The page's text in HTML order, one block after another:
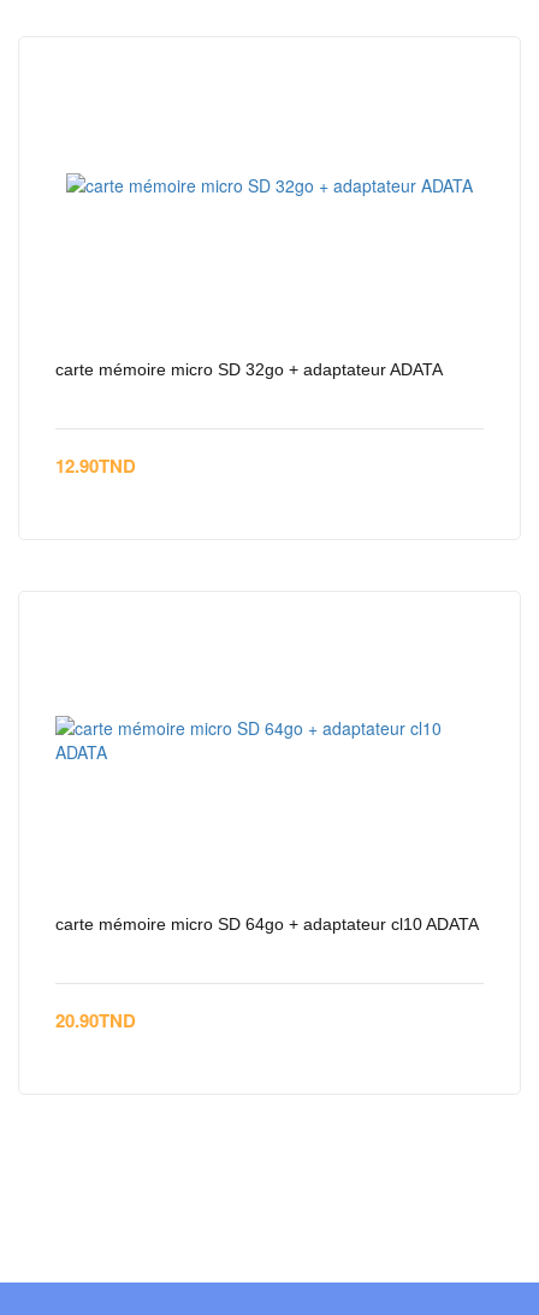
carte mémoire micro SD 32go + adaptateur ADATA
12.90TND
carte mémoire micro SD 64go + adaptateur cl10 ADATA
20.90TND